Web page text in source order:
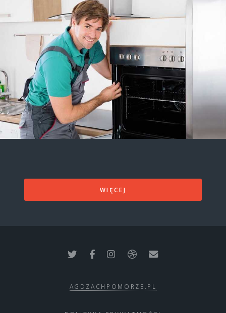
WIĘCEJ
AGDZACHPOMORZE.PL